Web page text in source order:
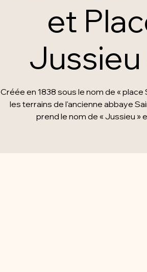
et
Jussieu
Créée en 1838 sous le nom de « place
les terrains de l'ancienne abbaye
prend le nom de « Jussieu »